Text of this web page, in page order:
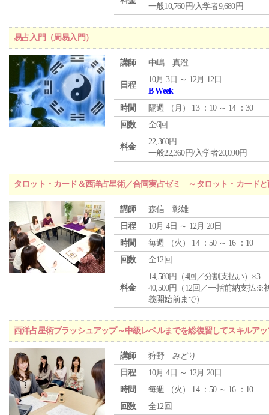
一般10,760円/入学者9,680円
易占入門（周易入門）
講師 中嶋 真澄
日程
10月 3日 ～ 12月 12日
B Week
時間
隔週 （ 月 ） 13 ：10 ～ 14 ：30
回数
全6回
料金
22,360円
一般22,360円/入学者20,090円
タロット・カード＆西洋占星術／合同実占ゼミ ～タロット・カード
講師
森信 彰雄
日程
10月 4日 ～ 12月 20日
時間
毎週 （火 ） 14 ：50 ～ 16 ：10
回数
全12回
料金
14,580円（4回／分割支払い）×3
40,500円（12回／一括前納支払※
義開始前まで）
西洋占星術ブラッシュアップ～中級レベルまでを総復習してスキルア
講師
狩野 みどり
日程
10月 4日 ～ 12月 20日
時間
毎週 （火 ） 14 ：50 ～ 16 ：10
回数
全12回